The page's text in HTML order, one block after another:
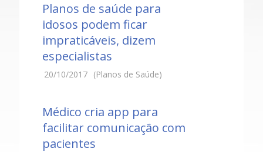
Planos de saúde para
idosos podem ficar
impraticáveis, dizem
especialistas
20/10/2017 (Planos de Saúde)
Médico cria app para
facilitar comunicação com
pacientes